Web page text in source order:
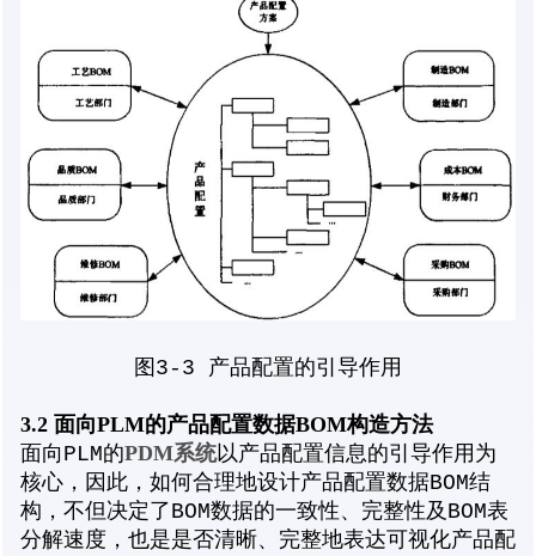
图3-3 产品配置的引导作用
3.2 面向PLM的产品配置数据BOM构造方法
面向PLM的PDM系统以产品配置信息的引导作用为
核心，因此，如何合理地设计产品配置数据BOM结
构，不但决定了BOM数据的一致性、完整性及BOM表
分解速度，也是是否清晰、完整地表达可视化产品配